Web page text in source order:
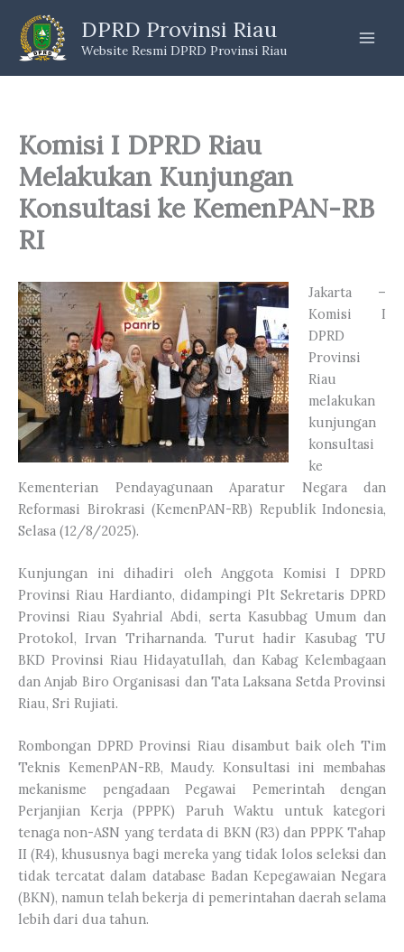
content
DPRD Provinsi Riau
Website Resmi DPRD Provinsi Riau
Komisi I DPRD Riau
Melakukan Kunjungan
Konsultasi ke KemenPAN-RB
RI
Jakarta –
Komisi I
DPRD
Provinsi
Riau
melakukan
kunjungan
konsultasi
ke
Kementerian Pendayagunaan Aparatur Negara dan
Reformasi Birokrasi (KemenPAN-RB) Republik Indonesia,
Selasa (12/8/2025).
Kunjungan ini dihadiri oleh Anggota Komisi I DPRD
Provinsi Riau Hardianto, didampingi Plt Sekretaris DPRD
Provinsi Riau Syahrial Abdi, serta Kasubbag Umum dan
Protokol, Irvan Triharnanda. Turut hadir Kasubag TU
BKD Provinsi Riau Hidayatullah, dan Kabag Kelembagaan
dan Anjab Biro Organisasi dan Tata Laksana Setda Provinsi
Riau, Sri Rujiati.
Rombongan DPRD Provinsi Riau disambut baik oleh Tim
Teknis KemenPAN-RB, Maudy. Konsultasi ini membahas
mekanisme pengadaan Pegawai Pemerintah dengan
Perjanjian Kerja (PPPK) Paruh Waktu untuk kategori
tenaga non-ASN yang terdata di BKN (R3) dan PPPK Tahap
II (R4), khususnya bagi mereka yang tidak lolos seleksi dan
tidak tercatat dalam database Badan Kepegawaian Negara
(BKN), namun telah bekerja di pemerintahan daerah selama
lebih dari dua tahun.